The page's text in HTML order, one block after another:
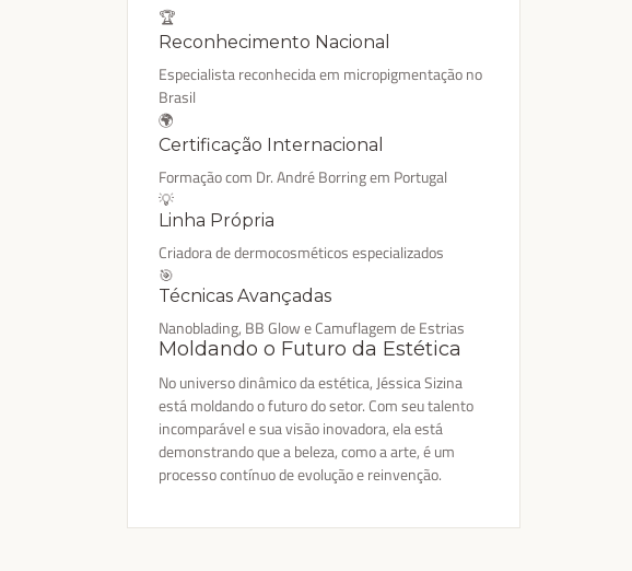
🏆
Reconhecimento Nacional
Especialista reconhecida em micropigmentação no
Brasil
🌍
Certificação Internacional
Formação com Dr. André Borring em Portugal
💡
Linha Própria
Criadora de dermocosméticos especializados
🎯
Técnicas Avançadas
Nanoblading, BB Glow e Camuflagem de Estrias
Moldando o Futuro da Estética
No universo dinâmico da estética, Jéssica Sizina
está moldando o futuro do setor. Com seu talento
incomparável e sua visão inovadora, ela está
demonstrando que a beleza, como a arte, é um
processo contínuo de evolução e reinvenção.